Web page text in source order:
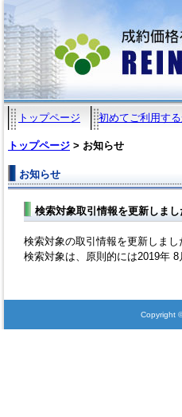
トップページ 初めてご利用す
トップページ > お知らせ
お知らせ
検索対象取引情報を更新しまし
検索対象の取引情報を更新しまし
検索対象は、原則的には2019年
Copyright